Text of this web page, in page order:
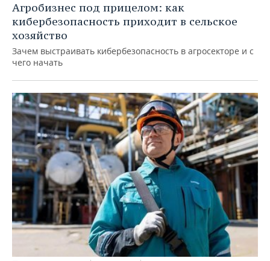
Агробизнес под прицелом: как
кибербезопасность приходит в сельское
хозяйство
Зачем выстраивать кибербезопасность в агросекторе и с
чего начать